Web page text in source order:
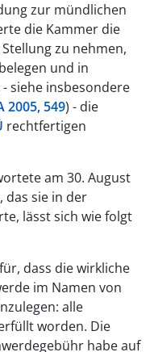
zur mündlichen
die Kammer die
zu nehmen,
und in
siehe insbesondere
2005, 549) - die
rechtfertigen
am 30. August
das sie in der
lässt sich wie folgt
dass die wirkliche
im Namen von
alle
worden. Die
habe auf